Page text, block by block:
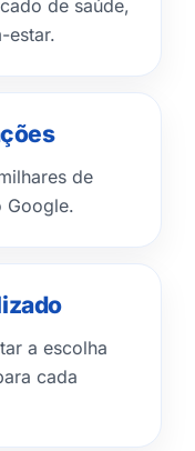
de saúde,
estar.
de
Google.
a escolha
cada